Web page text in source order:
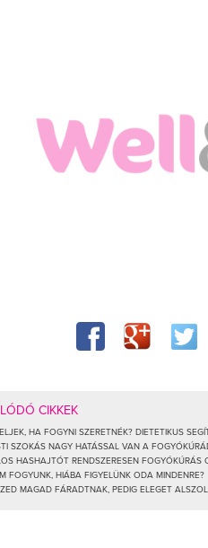
CIKKEK
HA FOGYNI SZERETNÉK? DIETETIKUS
SZOKÁS NAGY HATÁSSAL VAN A
HASHAJTÓT RENDSZERESEN FOGYÓKÚRÁS
FOGYUNK, HIÁBA FIGYELÜNK ODA MINDENRE?
MAGAD FÁRADTNAK, PEDIG ELEGET